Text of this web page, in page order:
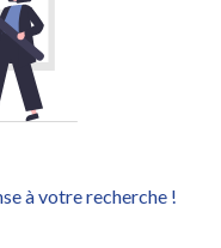
à votre recherche !